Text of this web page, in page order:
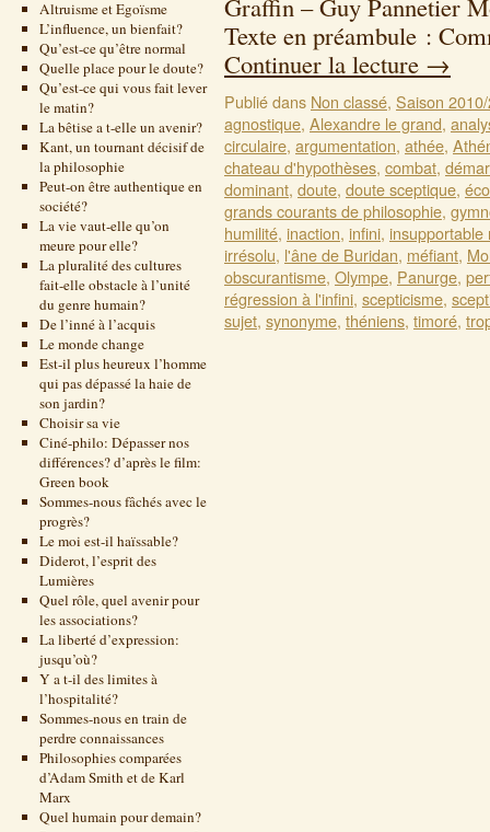
Altruisme et Egoïsme
L’influence, un bienfait?
Qu’est-ce qu’être normal
Quelle place pour le doute?
Qu’est-ce qui vous fait lever
le matin?
La bêtise a t-elle un avenir?
Kant, un tournant décisif de
la philosophie
Peut-on être authentique en
société?
La vie vaut-elle qu’on
meure pour elle?
La pluralité des cultures
fait-elle obstacle à l’unité
du genre humain?
De l’inné à l’acquis
Le monde change
Est-il plus heureux l’homme
qui pas dépassé la haie de
son jardin?
Choisir sa vie
Ciné-philo: Dépasser nos
différences? d’après le film:
Green book
Sommes-nous fâchés avec le
progrès?
Le moi est-il haïssable?
Diderot, l’esprit des
Lumières
Quel rôle, quel avenir pour
les associations?
La liberté d’expression:
jusqu’où?
Y a t-il des limites à
l’hospitalité?
Sommes-nous en train de
perdre connaissances
Philosophies comparées
d’Adam Smith et de Karl
Marx
Quel humain pour demain?
Graffin – Guy Pannetier
Texte en préambule :
Continuer la lecture →
Publié dans Non classé, Saison
agnostique, Alexandre le grand,
circulaire, argumentation, athée,
chateau d'hypothèses, combat,
dominant, doute, doute sceptique,
grands courants de philosophie,
humilité, inaction, infini,
irrésolu, l'âne de Buridan, méfiant,
obscurantisme, Olympe, Panurge,
régression à l'infini, scepticisme,
sujet, synonyme, théniens, timoré,